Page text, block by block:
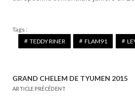
Tags :
TEDDY RINER
FLAM91
N
GRAND CHELEM DE TYUMEN 2015
ARTICLE PRÉCÉDENT